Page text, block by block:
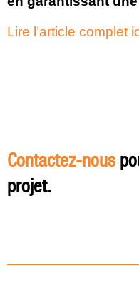
Lire l’article complet
Contactez-nous
projet.